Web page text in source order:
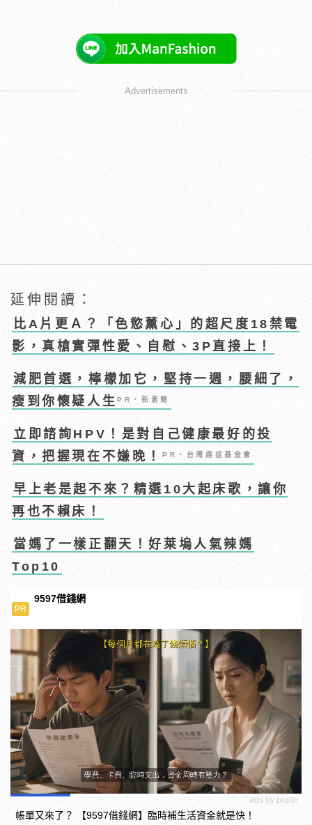
Advertisements
延伸閱讀：
比A片更Ａ？「色慾薰心」的超尺度18禁電
影，真槍實彈性愛、自慰、3P直接上！
減肥首選，檸檬加它，堅持一週，腰細了，
瘦到你懷疑人生PR・新素簡
立即諮詢HPV！是對自己健康最好的投
資，把握現在不嫌晚！PR・台灣癌症基金會
早上老是起不來？精選10大起床歌，讓你
再也不賴床！
當媽了一樣正翻天！好萊塢人氣辣媽
Top10
PR
9597借錢網
ads by popIn
帳單又來了？ 【9597借錢網】臨時補生活資金就是快！